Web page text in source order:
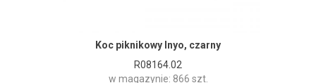
Koc piknikowy Inyo, czarny
R08164.02
w magazynie: 866 szt.